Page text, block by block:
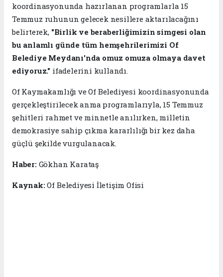
koordinasyonunda hazırlanan programlarla 15
Temmuz ruhunun gelecek nesillere aktarılacağını
belirterek, "Birlik ve beraberliğimizin simgesi olan
bu anlamlı günde tüm hemşehrilerimizi Of
Belediye Meydanı'nda omuz omuza olmaya davet
ediyoruz." ifadelerini kullandı.
Of Kaymakamlığı ve Of Belediyesi koordinasyonunda
gerçekleştirilecek anma programlarıyla, 15 Temmuz
şehitleri rahmet ve minnetle anılırken, milletin
demokrasiye sahip çıkma kararlılığı bir kez daha
güçlü şekilde vurgulanacak.
Haber: Gökhan Karataş
Kaynak:Of Belediyesi İletişim Ofisi